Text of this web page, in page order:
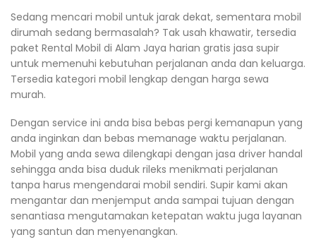
Sedang mencari mobil untuk jarak dekat, sementara mobil
dirumah sedang bermasalah? Tak usah khawatir, tersedia
paket Rental Mobil di Alam Jaya harian gratis jasa supir
untuk memenuhi kebutuhan perjalanan anda dan keluarga.
Tersedia kategori mobil lengkap dengan harga sewa
murah.
Dengan service ini anda bisa bebas pergi kemanapun yang
anda inginkan dan bebas memanage waktu perjalanan.
Mobil yang anda sewa dilengkapi dengan jasa driver handal
sehingga anda bisa duduk rileks menikmati perjalanan
tanpa harus mengendarai mobil sendiri. Supir kami akan
mengantar dan menjemput anda sampai tujuan dengan
senantiasa mengutamakan ketepatan waktu juga layanan
yang santun dan menyenangkan.